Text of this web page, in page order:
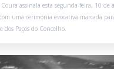
Coura assinala esta segunda-feira, 10 de
uma cerimónia evocativa marcada
dos Paços do Concelho.